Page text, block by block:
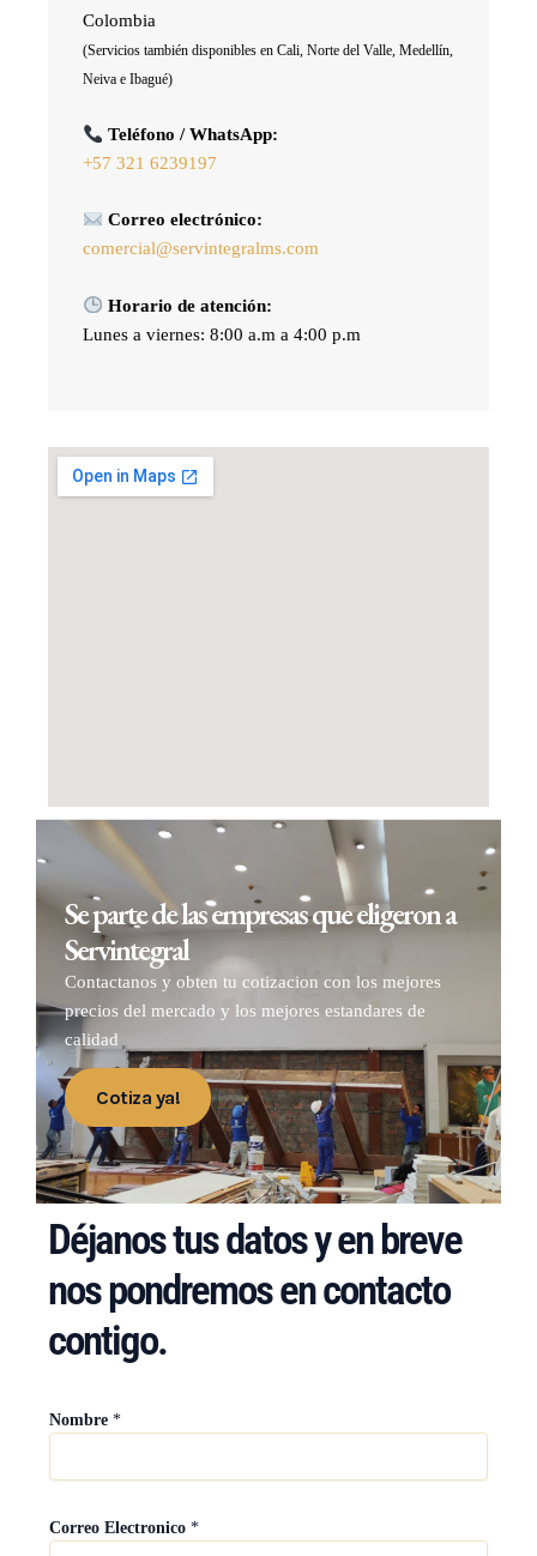
Colombia
(Servicios también disponibles en Cali, Norte del Valle, Medellín,
Neiva e Ibagué)
Teléfono / WhatsApp:
+57 321 6239197
Correo electrónico:
comercial@servintegralms.com
Horario de atención:
Lunes a viernes: 8:00 a.m a 4:00 p.m
Se parte de las empresas que eligeron a
Servintegral
Contactanos y obten tu cotizacion con los mejores
precios del mercado y los mejores estandares de
calidad
Cotiza ya!
Déjanos tus datos y en breve
nos pondremos en contacto
contigo.
Nombre *
o
Correo Electronico *